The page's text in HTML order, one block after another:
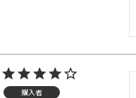
購入者